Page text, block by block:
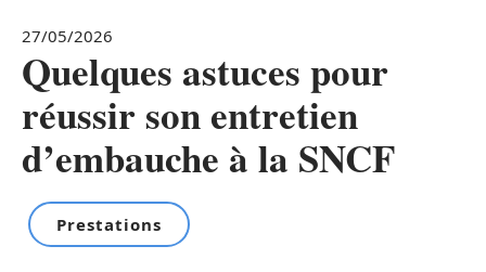
27/05/2026
Quelques astuces pour
réussir son entretien
d’embauche à la SNCF
Prestations